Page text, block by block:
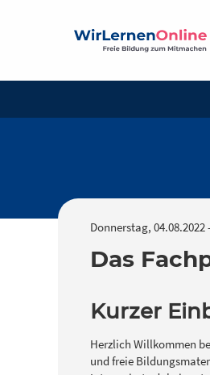
Donnerstag, 04.08.2022
Das
Kurzer
Herzlich Willkommen
und freie